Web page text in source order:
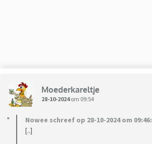
Moederkareltje
28-10-2024om 09:54
Nowee schreef op 28-10-2024 om 09:46:
[..]